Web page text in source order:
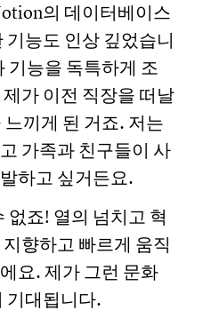
의 데이터베이스
능도 인상 깊었습니
기능을 독특하게 조
가 이전 직장을 떠날
끼게 된 거죠. 저는
가족과 친구들이 사
하고 싶거든요.
죠! 열의 넘치고 혁
향하고 빠르게 움직
요. 제가 그런 문화
기대됩니다.